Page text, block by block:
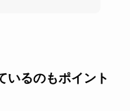
いるのもポイント